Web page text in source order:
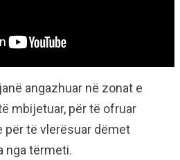
angazhuar në zonat e
mbijetuar, për të ofruar
për të vlerësuar dëmet
nga tërmeti.